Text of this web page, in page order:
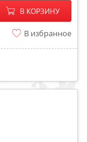
− +
В КОРЗИНУ
В избранное